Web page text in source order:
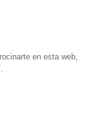
en esta web,
.